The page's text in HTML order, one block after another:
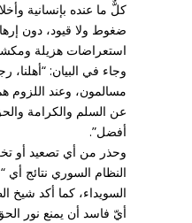
كلٌّ ما عنده بإنسانية
ضغوط ولا قيود، دون
استعراضات هزيلة
وجاء في البيان: “أهلنا،
مسالمون، وعند اللزوم
عن السلم والكرامة
أفضل”.
وحذر من أي تصعيد أو
النظام السوري نتائج أي
السويداء، كما أكد شيخ
أيّ فاسد أن يمنع نور